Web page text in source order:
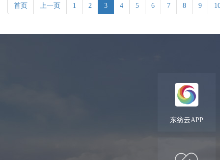
首页 上一页 1 2 3 4 5 6 7 8 9
东纺云APP